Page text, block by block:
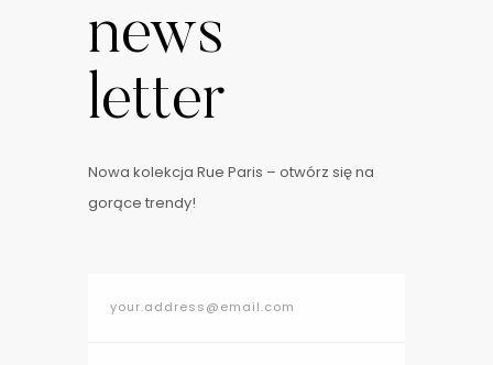
news
letter
Nowa kolekcja Rue Paris – otwórz się na
gorące trendy!